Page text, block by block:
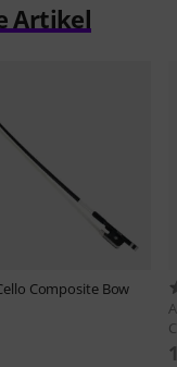
Artikel
Composite Bow